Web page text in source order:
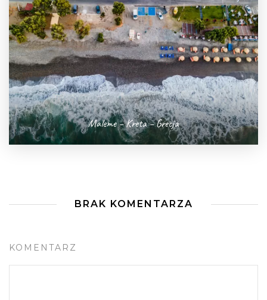
Maleme – Kreta – Grecja
BRAK KOMENTARZA
KOMENTARZ